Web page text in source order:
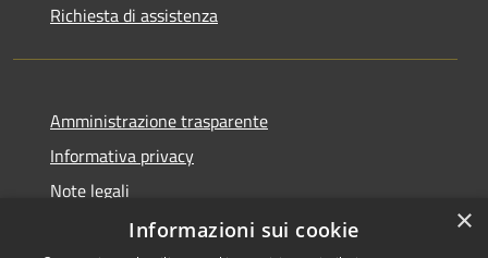
Richiesta di assistenza
Amministrazione trasparente
Informativa privacy
Note legali
Dichiarazione di accessibilità
×
Informazioni sui cookie